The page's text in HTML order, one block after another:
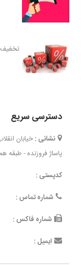
دسترسی سریع
نشانی : خیابان
پاساژ فروزنده - طبقه
کدپستی :
شماره تماس :
شماره فاکس :
ایمیل :